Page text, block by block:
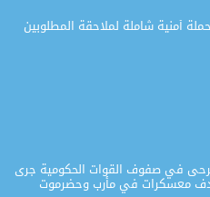
أمنية شاملة لملاحقة المطلوبين
في صفوف القوات الحكومية جرى
معسكرات في مأرب وحضرموت